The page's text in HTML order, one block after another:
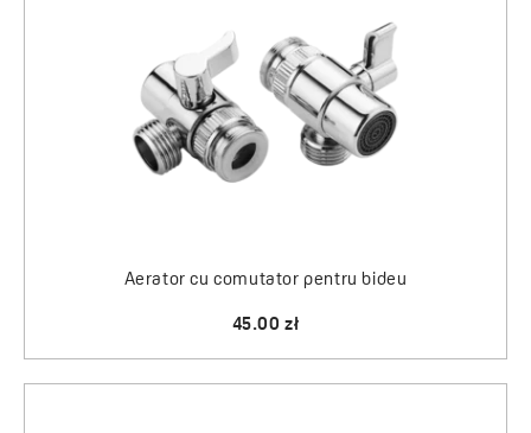
Aerator cu comutator pentru bideu
45.00 zł